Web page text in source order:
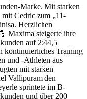
Marke. Mit starken
mit Cedric zum „11-
Herzlichen
Maxima steigerte ihre
auf 2:44,5
kontinuierliches Training
und -Athleten aus
mit starken
Vallipuram den
sprintete im B-
und über 200